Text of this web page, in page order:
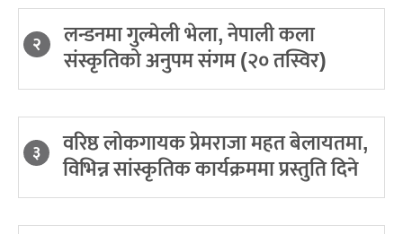
२ लन्डनमा गुल्मेली भेला, नेपाली कला
संस्कृतिको अनुपम संगम (२० तस्विर)
३ वरिष्ठ लोकगायक प्रेमराजा महत बेलायतमा,
विभिन्न सांस्कृतिक कार्यक्रममा प्रस्तुति दिने